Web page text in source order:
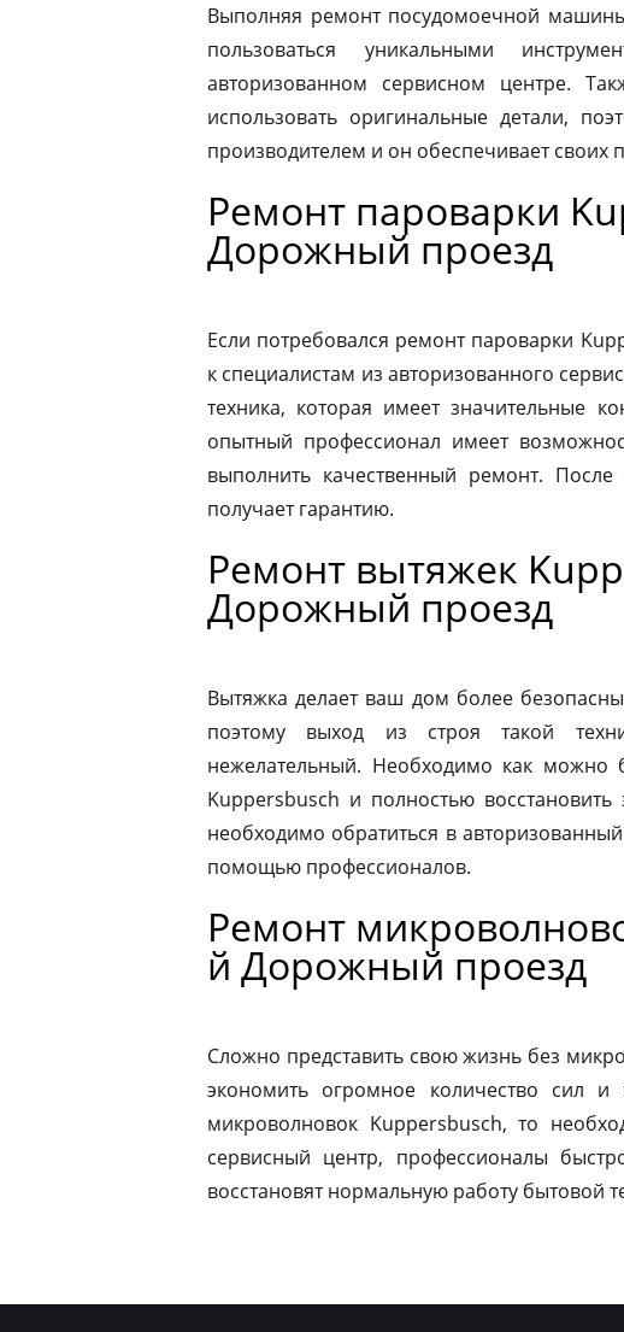
Выполняя ремонт посудомоечной
пользоваться уникальными
авторизованном сервисном центре.
использовать оригинальные детали,
производителем и он обеспечивает своих
Ремонт пароварки
Дорожный проезд
Если потребовался ремонт пароварки
к специалистам из авторизованного
техника, которая имеет значительные
опытный профессионал имеет
выполнить качественный ремонт.
получает гарантию.
Ремонт вытяжек
Дорожный проезд
Вытяжка делает ваш дом более
поэтому выход из строя такой
нежелательный. Необходимо как можно
Kuppersbusch и полностью
необходимо обратиться в
помощью профессионалов.
Ремонт
й Дорожный проезд
Сложно представить свою жизнь без
экономить огромное количество сил и
микроволновок Kuppersbusch, то
сервисный центр, профессионалы
восстановят нормальную работу бытовой